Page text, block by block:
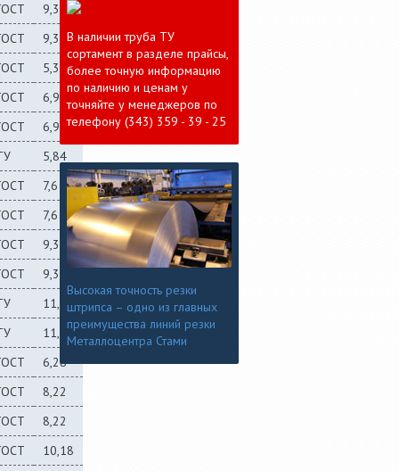
9,32
9,32
5,34
6,96
6,96
5,84
7,6
7,6
9,32
9,32
11,21
11,21
6,28
8,22
8,22
10,18
В наличии труба ТУ
сортамент в разделе прайсы,
более точную информацию
по наличию и ценам у
точняйте у менеджеров по
телефону (343) 359 - 39 - 25
Высокая точность резки
штрипса – одно из главных
преимущества линий резки
Металлоцентра Стами